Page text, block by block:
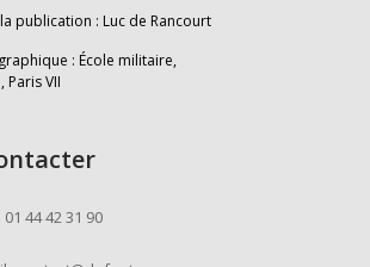
publication : Luc de Rancourt
: École militaire,
Paris VII
01 44 42 31 90